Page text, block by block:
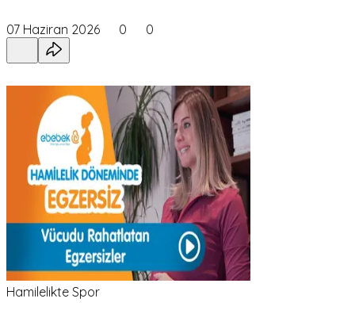
07 Haziran 2026 0 0
Hamilelikte Spor